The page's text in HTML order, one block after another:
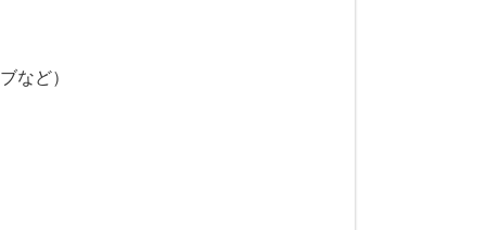
など）